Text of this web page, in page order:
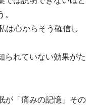
は心からそう確信し
られていない効果がた
が「痛みの記憶」その